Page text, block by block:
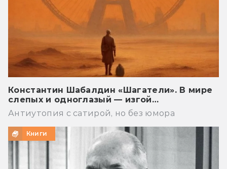
Константин Шабалдин «Шагатели». В мире
слепых и одноглазый — изгой…
Антиутопия с сатирой, но без юмора
Книги